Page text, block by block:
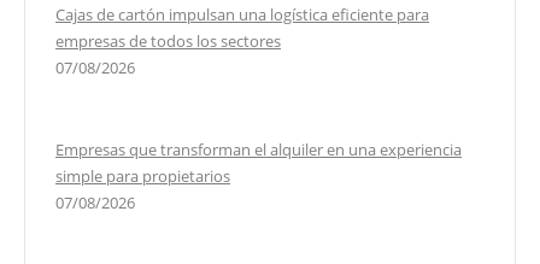
Cajas de cartón impulsan una logística eficiente para
empresas de todos los sectores
07/08/2026
Empresas que transforman el alquiler en una experiencia
simple para propietarios
07/08/2026